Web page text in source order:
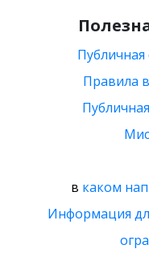
Правила
в каком
Информация